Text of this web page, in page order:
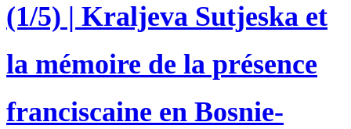
(1/5) | Kraljeva Sutjeska et
la mémoire de la présence
franciscaine en Bosnie-